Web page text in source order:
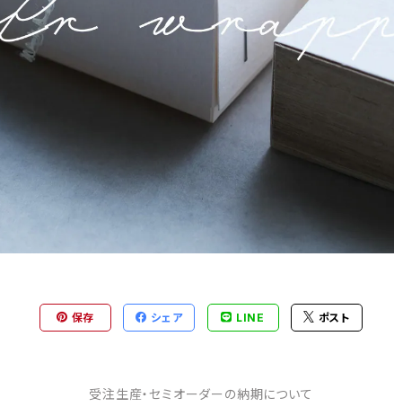
保存 シェア LINE ポスト
受注生産・セミオーダーの納期について